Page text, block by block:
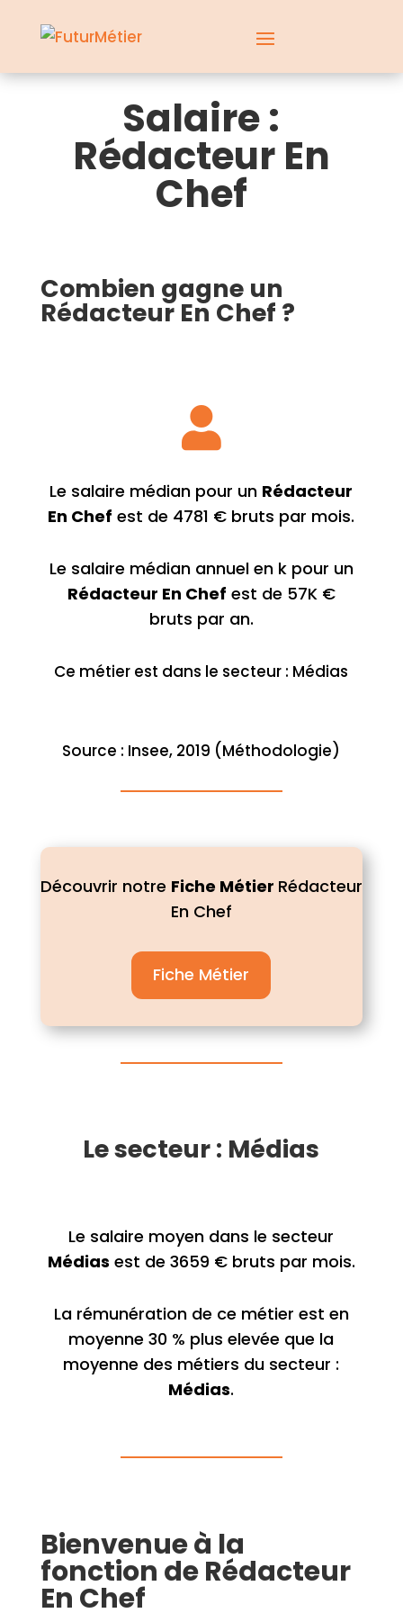
Salaire :
Rédacteur En
Chef
Combien gagne un
Rédacteur En Chef ?

Le salaire médian pour un Rédacteur
En Chef est de 4781 € bruts par mois.
Le salaire médian annuel en k pour un
Rédacteur En Chef est de 57K €
bruts par an.
Ce métier est dans le secteur : Médias
Source : Insee, 2019 (Méthodologie)
Découvrir notre Fiche Métier Rédacteur
En Chef
Fiche Métier
Le secteur : Médias
Le salaire moyen dans le secteur
Médias est de 3659 € bruts par mois.
La rémunération de ce métier est en
moyenne 30 % plus elevée que la
moyenne des métiers du secteur :
Médias.
Bienvenue à la
fonction de Rédacteur
En Chef